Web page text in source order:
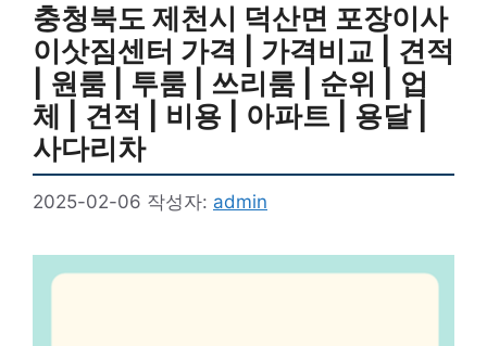
충청북도 제천시 덕산면 포장이사
이삿짐센터 가격 | 가격비교 | 견적
| 원룸 | 투룸 | 쓰리룸 | 순위 | 업
체 | 견적 | 비용 | 아파트 | 용달 |
사다리차
2025-02-06 작성자: admin